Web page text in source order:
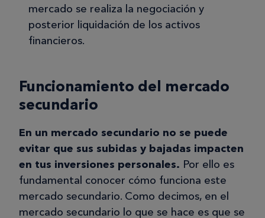
mercado se realiza la negociación y
posterior liquidación de los activos
financieros.
Funcionamiento del mercado
secundario
En un mercado secundario no se puede
evitar que sus subidas y bajadas impacten
en tus inversiones personales. Por ello es
fundamental conocer cómo funciona este
mercado secundario. Como decimos, en el
mercado secundario lo que se hace es que se